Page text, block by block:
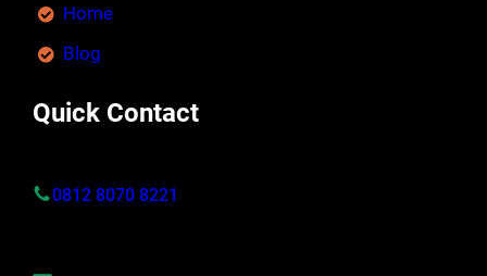
Home
Blog
Quick Contact
0812 8070 8221